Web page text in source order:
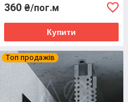
360 ₴/пог.м
Купити
Топ продажів